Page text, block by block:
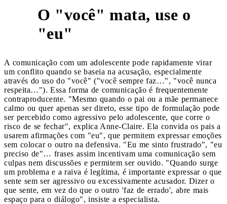
O "você" mata, use o
"eu"
A comunicação com um adolescente pode rapidamente virar
um conflito quando se baseia na acusação, especialmente
através do uso do "você" ("você sempre faz…", "você nunca
respeita…"). Essa forma de comunicação é frequentemente
contraproducente. "Mesmo quando o pai ou a mãe permanece
calmo ou quer apenas ser direto, esse tipo de formulação pode
ser percebido como agressivo pelo adolescente, que corre o
risco de se fechar", explica Anne-Claire. Ela convida os pais a
usarem afirmações com "eu", que permitem expressar emoções
sem colocar o outro na defensiva. "Eu me sinto frustrado", "eu
preciso de"… frases assim incentivam uma comunicação sem
culpas nem discussões e permitem ser ouvido. "Quando surge
um problema e a raiva é legítima, é importante expressar o que
sente sem ser agressivo ou excessivamente acusador. Dizer o
que sente, em vez do que o outro 'faz de errado', abre mais
espaço para o diálogo", insiste a especialista.